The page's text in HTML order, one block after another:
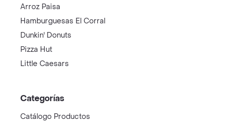
Arroz Paisa
Hamburguesas El Corral
Dunkin' Donuts
Pizza Hut
Little Caesars
Categorías
Catálogo Productos